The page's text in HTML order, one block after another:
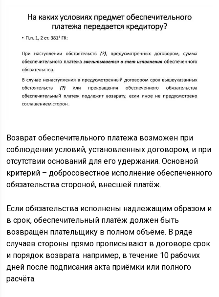
Возврат обеспечительного платежа возможен при
соблюдении условий, установленных договором, и при
отсутствии оснований для его удержания. Основной
критерий – добросовестное исполнение обеспеченного
обязательства стороной, внесшей платёж.
Если обязательства исполнены надлежащим образом и
в срок, обеспечительный платёж должен быть
возвращён плательщику в полном объёме. В ряде
случаев стороны прямо прописывают в договоре срок
и порядок возврата: например, в течение 10 рабочих
дней после подписания акта приёмки или полного
расчёта.